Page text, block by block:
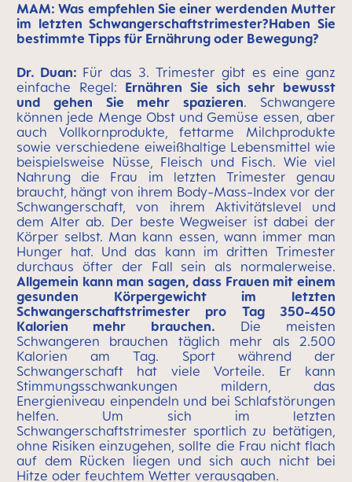
MAM: Was empfehlen Sie einer werdenden Mutter
im letzten Schwangerschaftstrimester?Haben Sie
bestimmte Tipps für Ernährung oder Bewegung?
Dr. Duan: Für das 3. Trimester gibt es eine ganz
einfache Regel: Ernähren Sie sich sehr bewusst
und gehen Sie mehr spazieren. Schwangere
können jede Menge Obst und Gemüse essen, aber
auch Vollkornprodukte, fettarme Milchprodukte
sowie verschiedene eiweißhaltige Lebensmittel wie
beispielsweise Nüsse, Fleisch und Fisch. Wie viel
Nahrung die Frau im letzten Trimester genau
braucht, hängt von ihrem Body-Mass-Index vor der
Schwangerschaft, von ihrem Aktivitätslevel und
dem Alter ab. Der beste Wegweiser ist dabei der
Körper selbst. Man kann essen, wann immer man
Hunger hat. Und das kann im dritten Trimester
durchaus öfter der Fall sein als normalerweise.
Allgemein kann man sagen, dass Frauen mit einem
gesunden Körpergewicht im letzten
Schwangerschaftstrimester pro Tag 350-450
Kalorien mehr brauchen. Die meisten
Schwangeren brauchen täglich mehr als 2.500
Kalorien am Tag. Sport während der
Schwangerschaft hat viele Vorteile. Er kann
Stimmungsschwankungen mildern, das
Energieniveau einpendeln und bei Schlafstörungen
helfen. Um sich im letzten
Schwangerschaftstrimester sportlich zu betätigen,
ohne Risiken einzugehen, sollte die Frau nicht flach
auf dem Rücken liegen und sich auch nicht bei
Hitze oder feuchtem Wetter verausgaben.